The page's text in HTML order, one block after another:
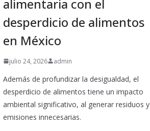
alimentaria con el
desperdicio de alimentos
en México
julio 24, 2026 admin
Además de profundizar la desigualdad, el
desperdicio de alimentos tiene un impacto
ambiental significativo, al generar residuos y
emisiones innecesarias.